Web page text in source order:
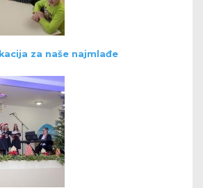
za naše najmlađe